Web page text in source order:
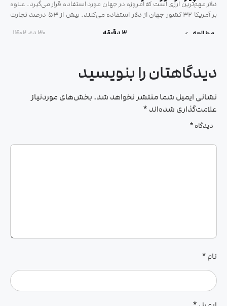
دلار مهم‌ترین ارزی است که امروزه در جهان مورد استفاده قرار می‌گیرد. علاوه
بر آمریکا 32 کشور جهان از دلار استفاده می‌کنند. بیش از 53 درصد تجارت
دلار مانند پوند سابقه‌ی طولانی ندارد و
مطالعه 3 دقیقه ۳۰ دی ۱۴۰۲
دیدگاهتان را بنویسید
نشانی ایمیل شما منتشر نخواهد شد. بخش‌های موردنیاز
علامت‌گذاری شده‌اند *
دیدگاه *
نام *